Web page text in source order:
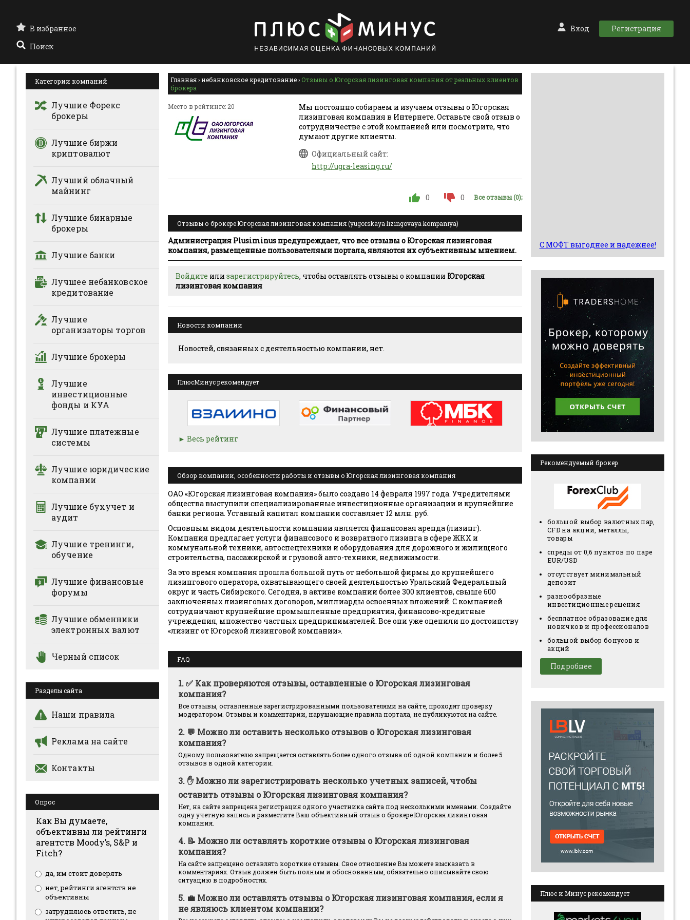
В избранное
Поиск
Вход Регистрация
Категории компаний
Лучшие Форекс
брокеры
Лучшие биржи
криптовалют
Лучший облачный
майнинг
Лучшие бинарные
брокеры
Лучшие банки
Лучшее небанковское
кредитование
Лучшие
организаторы торгов
Лучшие брокеры
Лучшие
инвестиционные
фонды и КУА
Лучшие платежные
системы
Лучшие юридические
компании
Лучшие бухучет и
аудит
Лучшие тренинги,
обучение
Лучшие финансовые
форумы
Лучшие обменники
электронных валют
Черный список
Разделы сайта
Наши правила
Реклама на сайте
Контакты
Опрос
Как Вы думаете,
объективны ли рейтинги
агентств Moody’s, S&P и
Fitch?
да, им стоит доверять
нет, рейтинги агентств не
объективны
затрудняюсь ответить, не
Главная›небанковское кредитование› Отзывы о Югорская лизинговая компания от реальных клиентов
брокера
Место в рейтинге: 20
Мы постоянно собираем и изучаем отзывы о Югорская
лизинговая компания в Интернете. Оставьте свой отзыв о
сотрудничестве с этой компанией или посмотрите, что
думают другие клиенты.
Официальный сайт:
http://ugra-leasing.ru/
0 0 Все отзывы (0);
Отзывы о брокере Югорская лизинговая компания (yugorskaya lizingovaya kompaniya)
Администрация Plusiminus предупреждает, что все отзывы о Югорская лизинговая
компания, размещенные пользователями портала, являются их субъективным мнением.
Войдите или зарегистрируйтесь, чтобы оставлять отзывы о компании Югорская
лизинговая компания
Новости компании
Новостей, связанных с деятельностью компании, нет.
ПлюсМинус рекомендует
Весь рейтинг
Обзор компании, особенности работы и отзывы о Югорская лизинговая компания
ОАО «Югорская лизинговая компания» было создано 14 февраля 1997 года. Учредителями
общества выступили специализированные инвестиционные организации и крупнейшие
банки региона. Уставный капитал компании составляет 12 млн. руб.
Основным видом деятельности компании является финансовая аренда (лизинг).
Компания предлагает услуги финансового и возвратного лизинга в сфере ЖКХ и
коммунальной техники, автоспецтехники и оборудования для дорожного и жилищного
строительства, пассажирской и грузовой авто-техники, недвижимости.
За это время компания прошла большой путь от небольшой фирмы до крупнейшего
лизингового оператора, охватывающего своей деятельностью Уральский Федеральный
округ и часть Сибирского. Сегодня, в активе компании более 300 клиентов, свыше 600
заключенных лизинговых договоров, миллиарды освоенных вложений. С компанией
сотрудничают крупнейшие промышленные предприятия, финансово-кредитные
учреждения, множество частных предпринимателей. Все они уже оценили по достоинству
«лизинг от Югорской лизинговой компании».
FAQ
1.✅ Как проверяются отзывы, оставленные о Югорская лизинговая
компания?
Все отзывы, оставленные зарегистрированными пользователями на сайте, проходят проверку
модератором. Отзывы и комментарии, нарушающие правила портала, не публикуются на сайте.
2. 💬 Можно ли оставить несколько отзывов о Югорская лизинговая
компания?
Одному пользователю запрещается оставлять более одного отзыва об одной компании и более 5
отзывов в одной категории.
3. ✋ Можно ли зарегистрировать несколько учетных записей, чтобы
оставить отзывы о Югорская лизинговая компания?
Нет, на сайте запрещена регистрация одного участника сайта под несколькими именами. Создайте
одну учетную запись и разместите Ваш объективный отзыв о брокере Югорская лизинговая
компания.
4. 📝 Можно ли оставлять короткие отзывы о Югорская лизинговая
компания?
На сайте запрещено оставлять короткие отзывы. Свое отношение Вы можете высказать в
комментариях. Отзыв должен быть полным и обоснованным, обязательно описывайте свою
ситуацию в подробностях.
5. 💼 Можно ли оставлять отзывы о Югорская лизинговая компания, если я
не являюсь клиентом компании?
С МОФТ выгоднее и надежнее!
Рекомендуемый брокер
большой выбор валютных пар,
CFD на акции, металлы,
товары
спреды от 0,6 пунктов по паре
EUR/USD
отсутствует минимальный
депозит
разнообразные
инвестиционные решения
бесплатное образование для
новичков и профессионалов
большой выбор бонусов и
акций
Подробнее
Плюс и Минус рекомендует